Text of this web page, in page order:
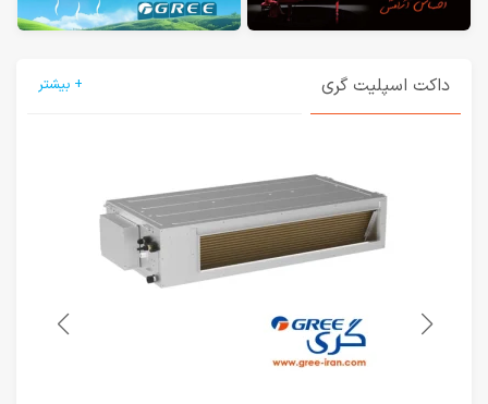
داکت اسپلیت گری + بیشتر